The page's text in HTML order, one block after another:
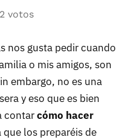
votos
nos gusta pedir cuando
o mis amigos, son
embargo, no es una
y eso que es bien
contarcómo hacer
que los preparéis de